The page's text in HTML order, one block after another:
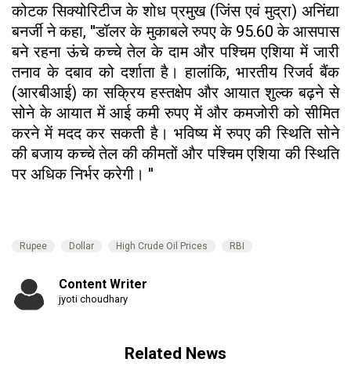
कोटक सिक्योरिटीज के शोध प्रमुख (जिंस एवं मुद्रा) अनिंद्या
बनर्जी ने कहा, ''डॉलर के मुकाबले रुपए के 95.60 के आसपास
बने रहना ऊंचे कच्चे तेल के दाम और पश्चिम एशिया में जारी
तनाव के दबाव को दर्शाता है। हालांकि, भारतीय रिजर्व बैंक
(आरबीआई) का सक्रिय हस्तक्षेप और आयात शुल्क बढ़ने से
सोने के आयात में आई कमी रुपए में और कमजोरी को सीमित
करने में मदद कर सकती है। भविष्य में रुपए की स्थिति सोने
की बजाय कच्चे तेल की कीमतों और पश्चिम एशिया की स्थिति
पर अधिक निर्भर करेगी। ''
Rupee Dollar High Crude Oil Prices RBI
Content Writer
jyoti choudhary
Related News